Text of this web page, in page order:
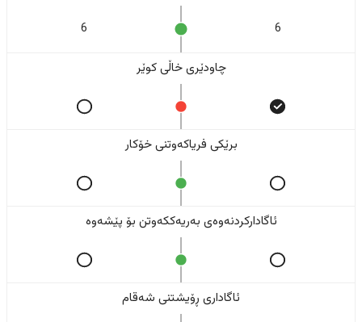
6
6
چاودێری خاڵی کوێر
برێکی فریاکەوتنی خۆکار
ئاگادارکردنەوەی بەریەککەوتن بۆ پێشەوە
ئاگاداری ڕۆیشتنی شەقام